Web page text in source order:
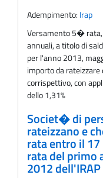
Adempimento: Irap
Versamento 5� rata,
annuali, a titolo di
per l'anno 2013,
importo da
corrispettivo, con
dello 1,31%
Societ� di
rateizzano e
rata entro il
rata del primo
2012 dell'IRAP